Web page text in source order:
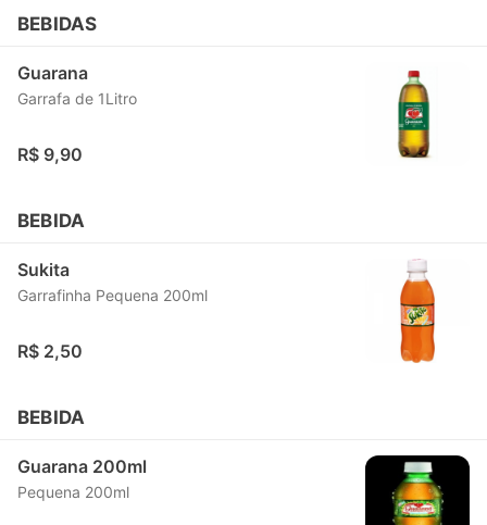
BEBIDAS
Guarana
Garrafa de 1Litro
R$ 9,90
BEBIDA
Sukita
Garrafinha Pequena 200ml
R$ 2,50
BEBIDA
Guarana 200ml
Pequena 200ml